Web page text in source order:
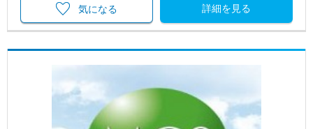
詳細を見る
気になる